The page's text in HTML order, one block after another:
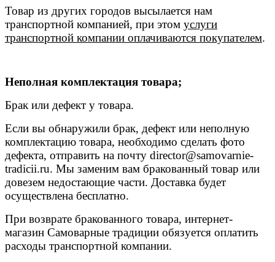
Товар из других городов высылается нам
транспортной компанией, при этом услуги
транспортной компании оплачиваются покупателем.
Неполная комплектация товара;
Брак или дефект у товара.
Если вы обнаружили брак, дефект или неполную
комплектацию товара, необходимо сделать фото
дефекта, отправить на почту director@samovarnie-
tradicii.ru. Мы заменим вам бракованный товар или
довезем недостающие части. Доставка будет
осуществлена бесплатно.
При возврате бракованного товара, интернет-
магазин Самоварные традиции обязуется оплатить
расходы транспортной компании.